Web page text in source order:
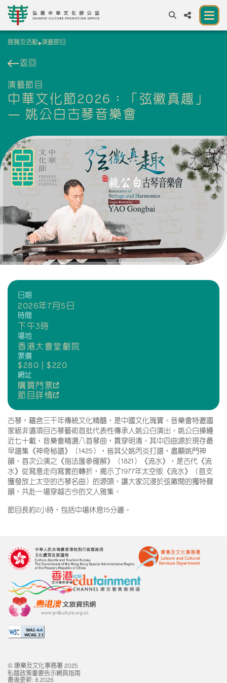
EN繁簡
一所讓公眾體驗中華文化的新場館
展覽及活動
資源
合作夥伴
展覽及活動 演藝節目
返回
演藝節目
中華文化節2026：「弦徽真趣」
— 姚公白古琴音樂會
日期
2026年7月5日
時間
下午3時
場地
香港大會堂劇院
票價
$280 | $220
網址
購買門票
節目詳情
古琴，蘊含三千年傳統文化精髓，是中國文化瑰寶。音樂會特邀國
家級非遺項目古琴藝術首批代表性傳承人姚公白演出。姚公白操縵
近七十載，音樂會精選八首琴曲，貫穿明清。其中四曲源於現存最
早譜集《神奇秘譜》（1425），皆其父姚丙炎打譜，盡顯姚門神
韻。首次公演之《指法匯參確解》（1821）《流水》，是古代《流
水》從寫意走向寫實的轉折，揭示了1977年太空版《流水》（首支
獲發放上太空的古琴名曲）的源頭。讓大家沉浸於弦徽間的獨特聲
韻，共赴一場穿越古今的文人雅集。
節目長約2小時，包括中場休息15分鐘。
© 康樂及文化事務署 2025
私隱政策重要告示網頁指南
最後更新: 8.2026